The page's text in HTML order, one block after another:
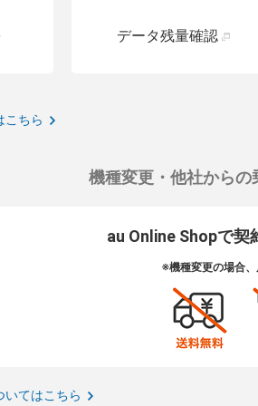
データ残量確認
こちら
機種変更・他社からの
au Online Shopで契
※機種変更の場合、
いてはこちら